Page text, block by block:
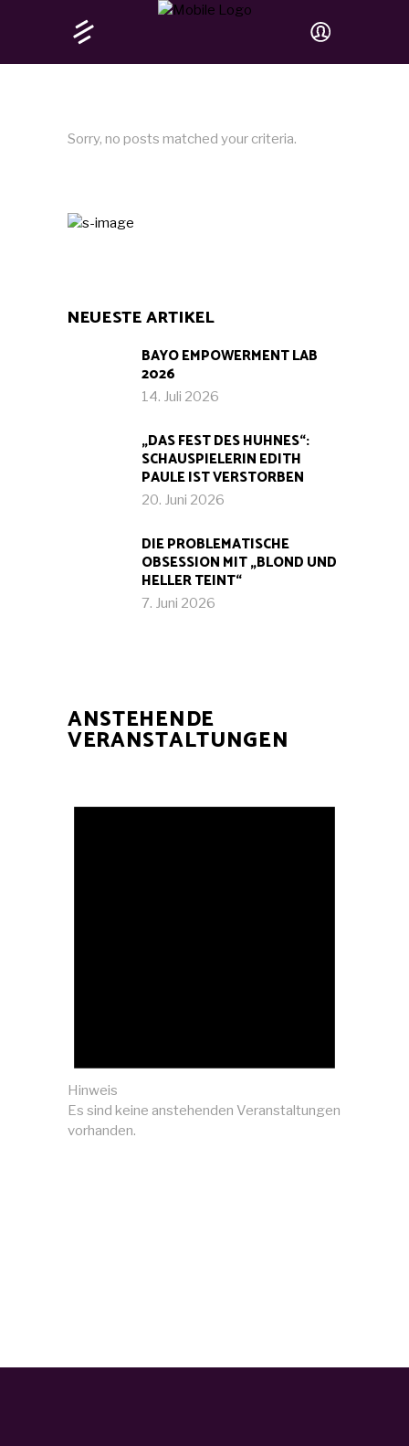
Sorry, no posts matched your criteria.
NEUESTE ARTIKEL
BAYO EMPOWERMENT LAB
2026
14. Juli 2026
„DAS FEST DES HUHNES“:
SCHAUSPIELERIN EDITH
PAULE IST VERSTORBEN
20. Juni 2026
DIE PROBLEMATISCHE
OBSESSION MIT „BLOND UND
HELLER TEINT“
7. Juni 2026
ANSTEHENDE
VERANSTALTUNGEN
Hinweis
Es sind keine anstehenden Veranstaltungen
vorhanden.